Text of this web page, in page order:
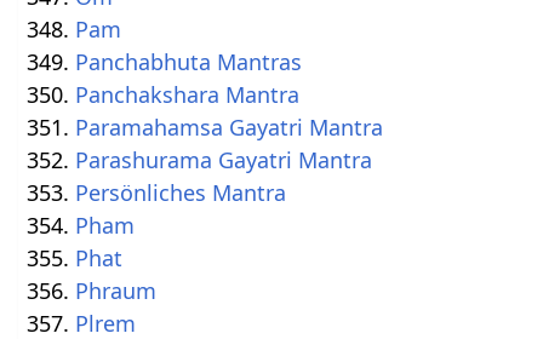
Pam
Panchabhuta Mantras
Panchakshara Mantra
Paramahamsa Gayatri Mantra
Parashurama Gayatri Mantra
Persönliches Mantra
Pham
Phat
Phraum
Plrem